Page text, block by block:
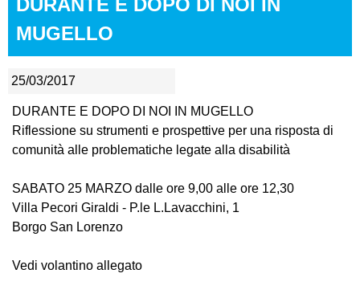
MUGELLO
25/03/2017
DURANTE E DOPO DI NOI IN MUGELLO
Riflessione su strumenti e prospettive per una risposta di
comunità alle problematiche legate alla disabilità
SABATO 25 MARZO dalle ore 9,00 alle ore 12,30
Villa Pecori Giraldi - P.le L.Lavacchini, 1
Borgo San Lorenzo
Vedi volantino allegato